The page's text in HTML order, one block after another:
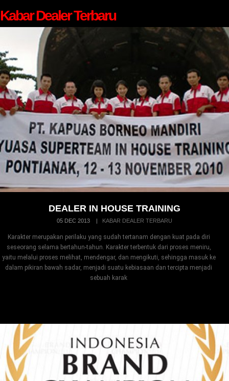
Kabar Dealer Terbaru
DEALER IN HOUSE TRAINING
05 DEC 2013 KABAR DEALER TERBARU
Karakter merupakan perilaku yang sudah tertanam dengan kuat pada diri
seseorang selama bertahun-tahun. Karakter terbentuk dari proses meniru,
yaitu melalui proses melihat, mendengar, dan mengikuti, sehingga masuk ke
dalam pikiran bawah sadar, menjadi suatu kebiasaan dan tercipta menjadi
sebuah karak